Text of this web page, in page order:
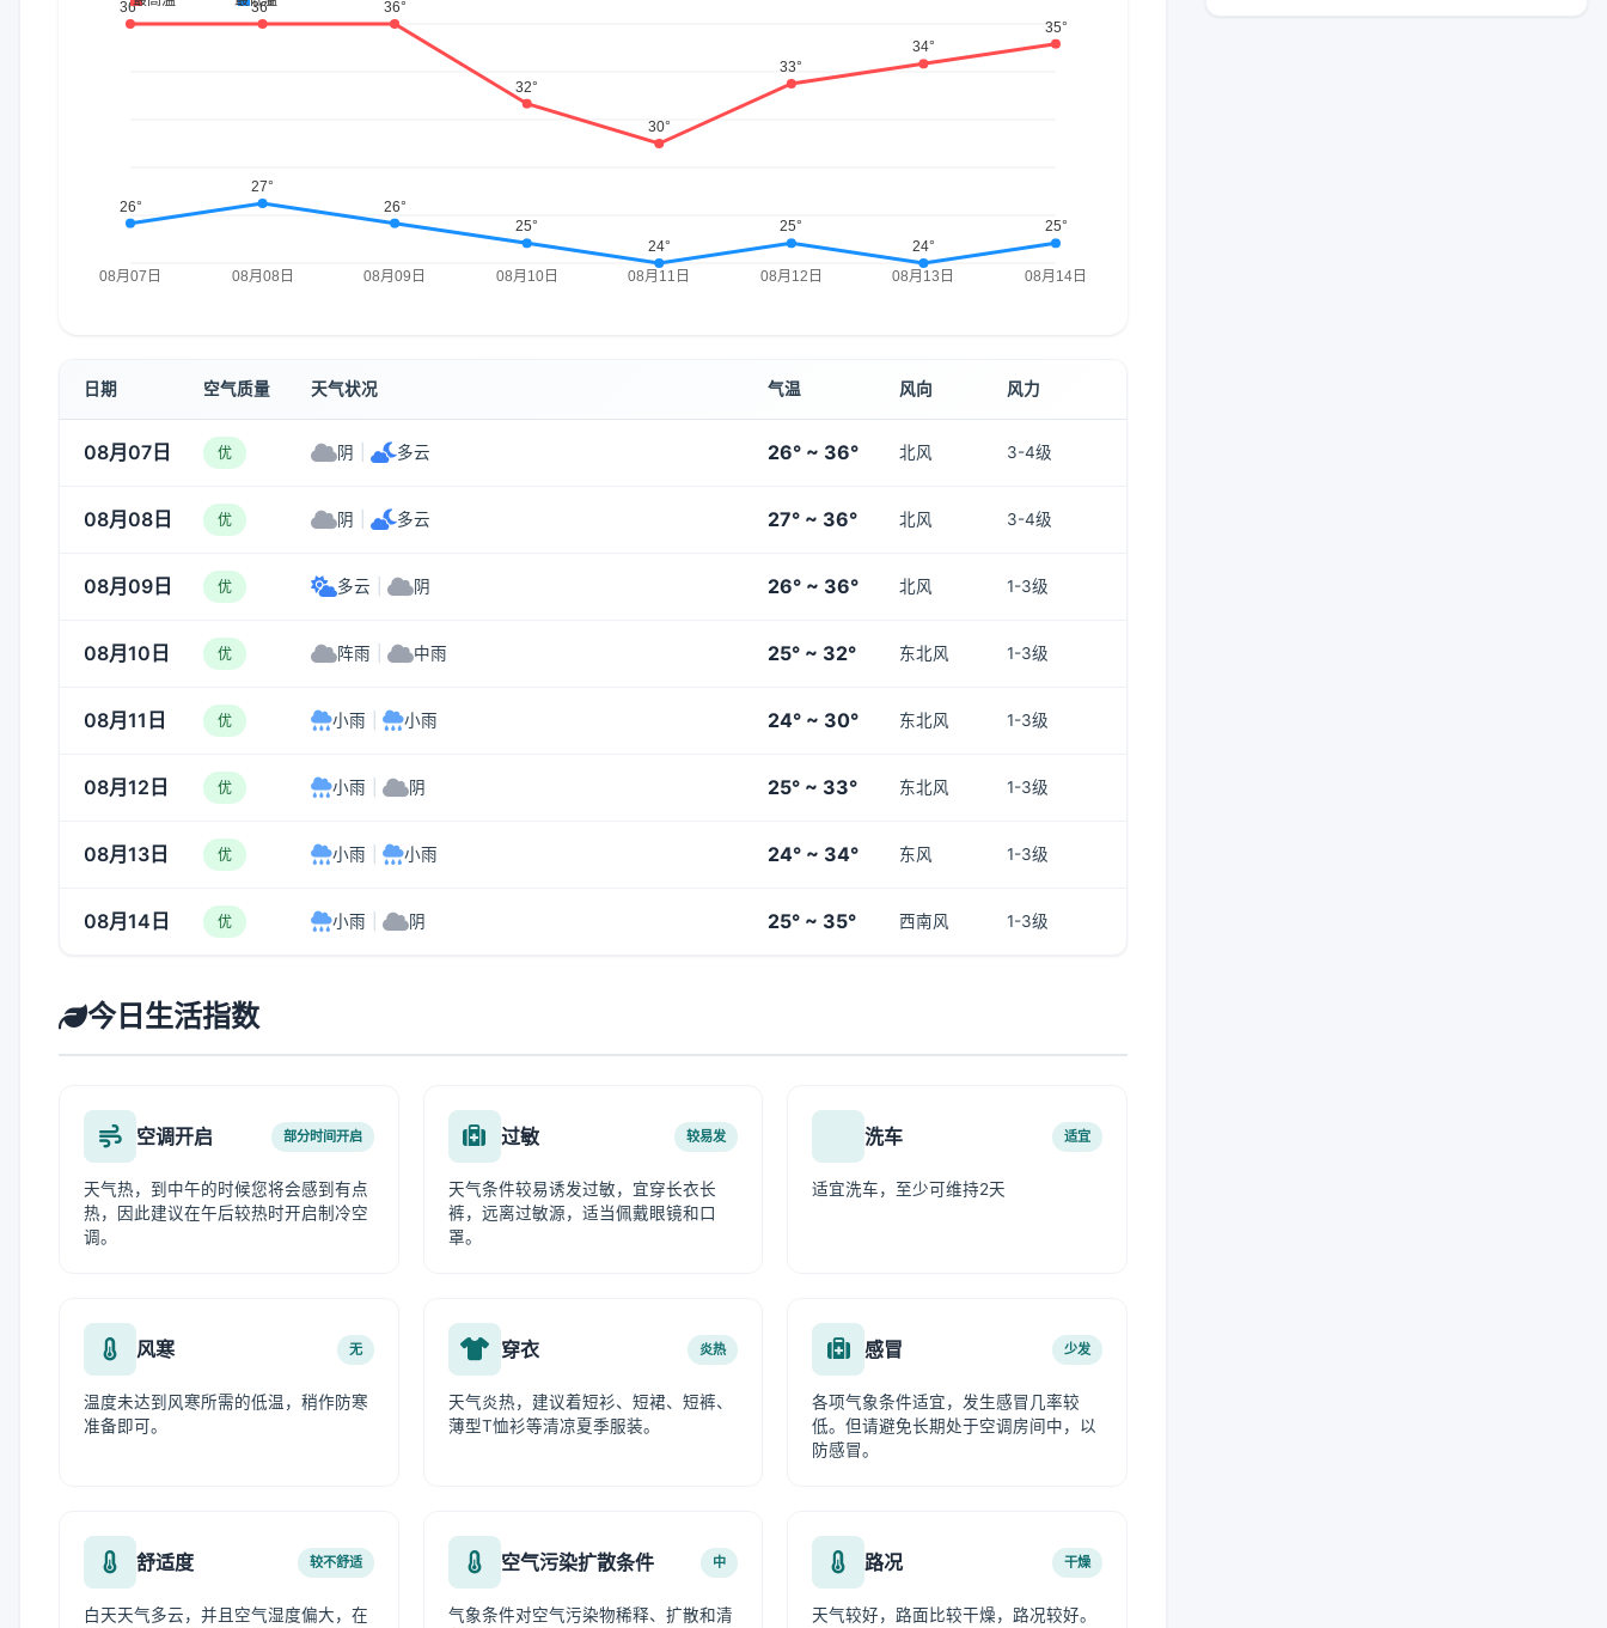
日期 空气质量 天气状况 气温 风向 风力
08月07日 优 阴 多云 26° ~ 36° 北风 3-4级
08月08日 优 阴 多云 27° ~ 36° 北风 3-4级
08月09日 优 多云 阴 26° ~ 36° 北风 1-3级
08月10日 优 阵雨 中雨 25° ~ 32° 东北风 1-3级
08月11日 优 小雨 小雨 24° ~ 30° 东北风 1-3级
08月12日 优 小雨 阴 25° ~ 33° 东北风 1-3级
08月13日 优 小雨 小雨 24° ~ 34° 东风 1-3级
08月14日 优 小雨 阴 25° ~ 35° 西南风 1-3级
今日生活指数
空调开启 部分时间开启
天气热，到中午的时候您将会感到有点
热，因此建议在午后较热时开启制冷空
调。
过敏 较易发
天气条件较易诱发过敏，宜穿长衣长
裤，远离过敏源，适当佩戴眼镜和口
罩。
洗车 适宜
适宜洗车，至少可维持2天
风寒 无
温度未达到风寒所需的低温，稍作防寒
准备即可。
穿衣 炎热
天气炎热，建议着短衫、短裙、短裤、
薄型T恤衫等清凉夏季服装。
感冒 少发
各项气象条件适宜，发生感冒几率较
低。但请避免长期处于空调房间中，以
防感冒。
舒适度 较不舒适
白天天气多云，并且空气湿度偏大，在
空气污染扩散条件 中
气象条件对空气污染物稀释、扩散和清
路况 干燥
天气较好，路面比较干燥，路况较好。